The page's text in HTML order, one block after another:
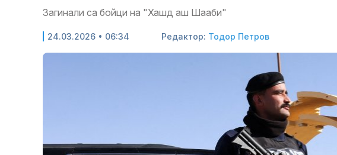
Загинали са бойци на "Хашд аш Шааби"
24.03.2026 • 06:34 Редактор: Тодор Петров